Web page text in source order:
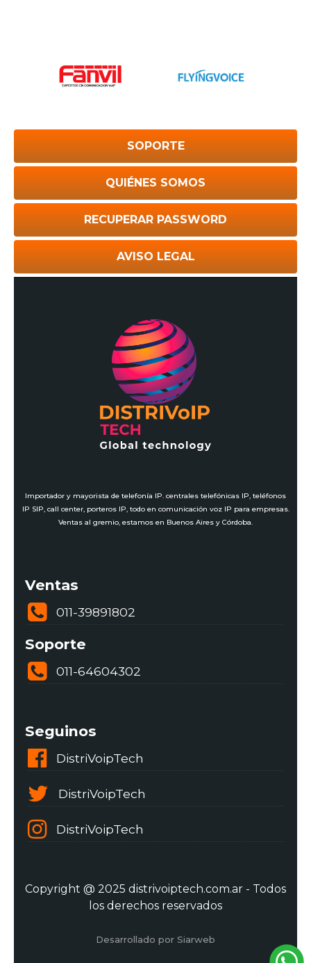
SOPORTE
QUIÉNES SOMOS
RECUPERAR PASSWORD
AVISO LEGAL
Importador y mayorista de telefonía IP. centrales telefónicas IP, teléfonos
IP SIP, call center, porteros IP, todo en comunicación voz IP para empresas.
Ventas al gremio, estamos en Buenos Aires y Córdoba.
Ventas
011-39891802
Soporte
011-64604302
Seguinos
DistriVoipTech
DistriVoipTech
DistriVoipTech
Copyright @ 2025 distrivoiptech.com.ar - Todos
los derechos reservados
Desarrollado por Siarweb